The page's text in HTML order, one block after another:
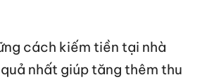
cách kiếm tiền tại nhà
nhất giúp tăng thêm thu